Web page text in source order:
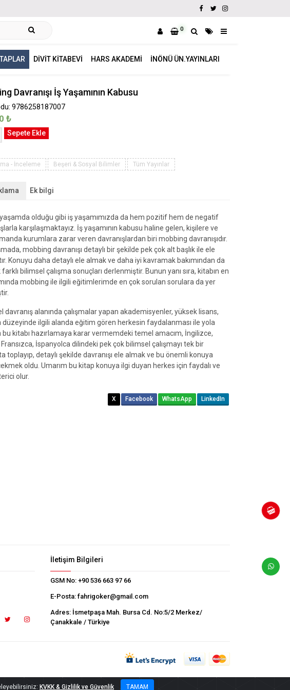
0
DIVIT KITABEVI HARS AKADEMI İNÖNÜ ÜN.YAYINLARI
Davranışı İş Yaşamının Kabusu
9786258187007
₺
Sepete Ekle
- İnceleme Beşeri & Sosyal Bilimler Tüm Yayınlar
Ek bilgi
olduğu gibi iş yaşamımızda da hem pozitif hem de negatif
karşılaşmaktayız. İş yaşamının kabusu haline gelen, kişilere ve
kurumlara zarar veren davranışlardan biri mobbing davranışıdır.
mobbing davranışı detaylı bir şekilde pek çok alt başlık ile ele
Konuyu daha detaylı ele almak ve daha iyi kavramak bakımından da
bilimsel çalışma sonuçları derlenmiştir. Bunun yanı sıra, kitabın en
mobbing ile ilgili eğitimlerimde en çok sorulan sorulara da yer
davranış alanında çalışmalar yapan akademisyenler, yüksek lisans,
düzeyinde ilgili alanda eğitim gören herkesin faydalanması ile yola
bu kitabı hazırlamaya karar vermemdeki temel amacım, İngilizce,
İspanyolca dilindeki pek çok bilimsel çalışmayı tek bir
toplayıp, detaylı şekilde davranışı ele almak ve bu önemli konuya
oldu. Umarım bu kitap konuya ilgi duyan herkes için faydalı ve
olur.
X Facebook WhatsApp LinkedIn
İletişim Bilgileri
GSM No: +90 536 663 97 66
E-Posta: fahrigoker@gmail.com
Adres: İsmetpaşa Mah. Bursa Cd. No:5/2 Merkez/
Çanakkale / Türkiye
KVKK & Gizlilik ve Güvenlik TAMAM